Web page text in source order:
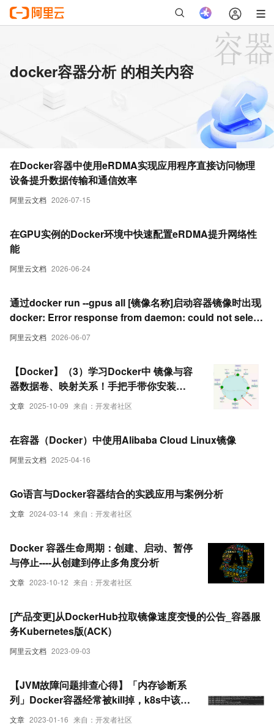
docker容器分析 的相关内容
阿里云文档 2026-07-15
在Docker容器中使用eRDMA实现应用程序直接访问物理
设备提升数据传输和通信效率
阿里云文档 2026-06-24
在GPU实例的Docker环境中快速配置eRDMA提升网络性
能
阿里云文档 2026-06-07
通过docker run --gpus all [镜像名称]启动容器镜像时出现
docker: Error response from daemon: could not select
device driver "" with capabilities: [[gpu]].报错
文章 2025-10-09 来自：开发者社区
【Docker】（3）学习Docker中 镜像与容
器数据卷、映射关系！手把手带你安装
MySql主从同步 和 Redis三主三从集群！
阿里云文档 2025-04-16
在容器（Docker）中使用Alibaba Cloud Linux镜像
文章 2024-03-14 来自：开发者社区
Go语言与Docker容器结合的实践应用与案例分析
文章 2023-10-12 来自：开发者社区
Docker 容器生命周期：创建、启动、暂停
与停止----从创建到停止多角度分析
阿里云文档 2023-09-03
[产品变更]从DockerHub拉取镜像速度变慢的公告_容器服
务Kubernetes版(ACK)
文章 2023-01-16 来自：开发者社区
【JVM故障问题排查心得】「内存诊断系
列」Docker容器经常被kill掉，k8s中该节
点的pod也被驱赶，怎么分析？